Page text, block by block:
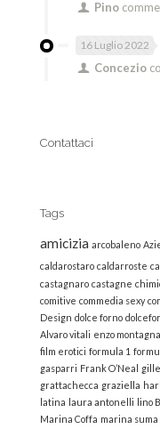
Pino
16 Luglio 2022
Concezio
Contattaci
Tags
amicizia arcobaleno
caldarostaro caldarroste
castagnaro castagne
comitive commedia sexy
Design dolce forno
Alvaro vitali enzo
film erotici formula 1
gasparri Frank O’Neal
grattachecca graziella
latina laura antonelli lino
Marina Coffa marina suma